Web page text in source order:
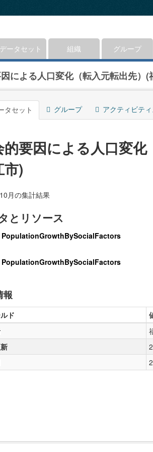
データセット 組織 グループ
による人口変化（転入元転出先）(
タセット グループ アクティビテ
的要因による人口変
市)
月の集計結果
とリソース
PopulationGrowthBySocialFactors
PopulationGrowthBySocialFactors
報
ド